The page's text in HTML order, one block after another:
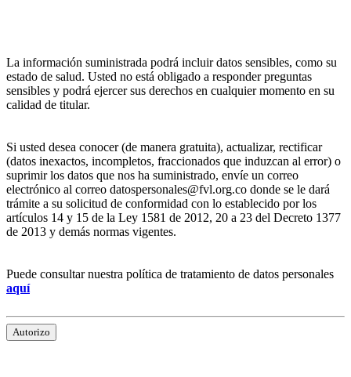
La información suministrada podrá incluir datos sensibles, como su
estado de salud. Usted no está obligado a responder preguntas
sensibles y podrá ejercer sus derechos en cualquier momento en su
calidad de titular.
Si usted desea conocer (de manera gratuita), actualizar, rectificar
(datos inexactos, incompletos, fraccionados que induzcan al error) o
suprimir los datos que nos ha suministrado, envíe un correo
electrónico al correo datospersonales@fvl.org.co donde se le dará
trámite a su solicitud de conformidad con lo establecido por los
artículos 14 y 15 de la Ley 1581 de 2012, 20 a 23 del Decreto 1377
de 2013 y demás normas vigentes.
Puede consultar nuestra política de tratamiento de datos personales
aquí
Autorizo